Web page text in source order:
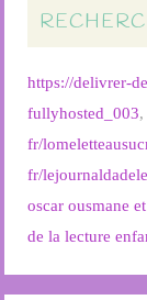
https://delivrer-
fullyhosted_003
fr/
fr/
oscar ousmane
de la lecture